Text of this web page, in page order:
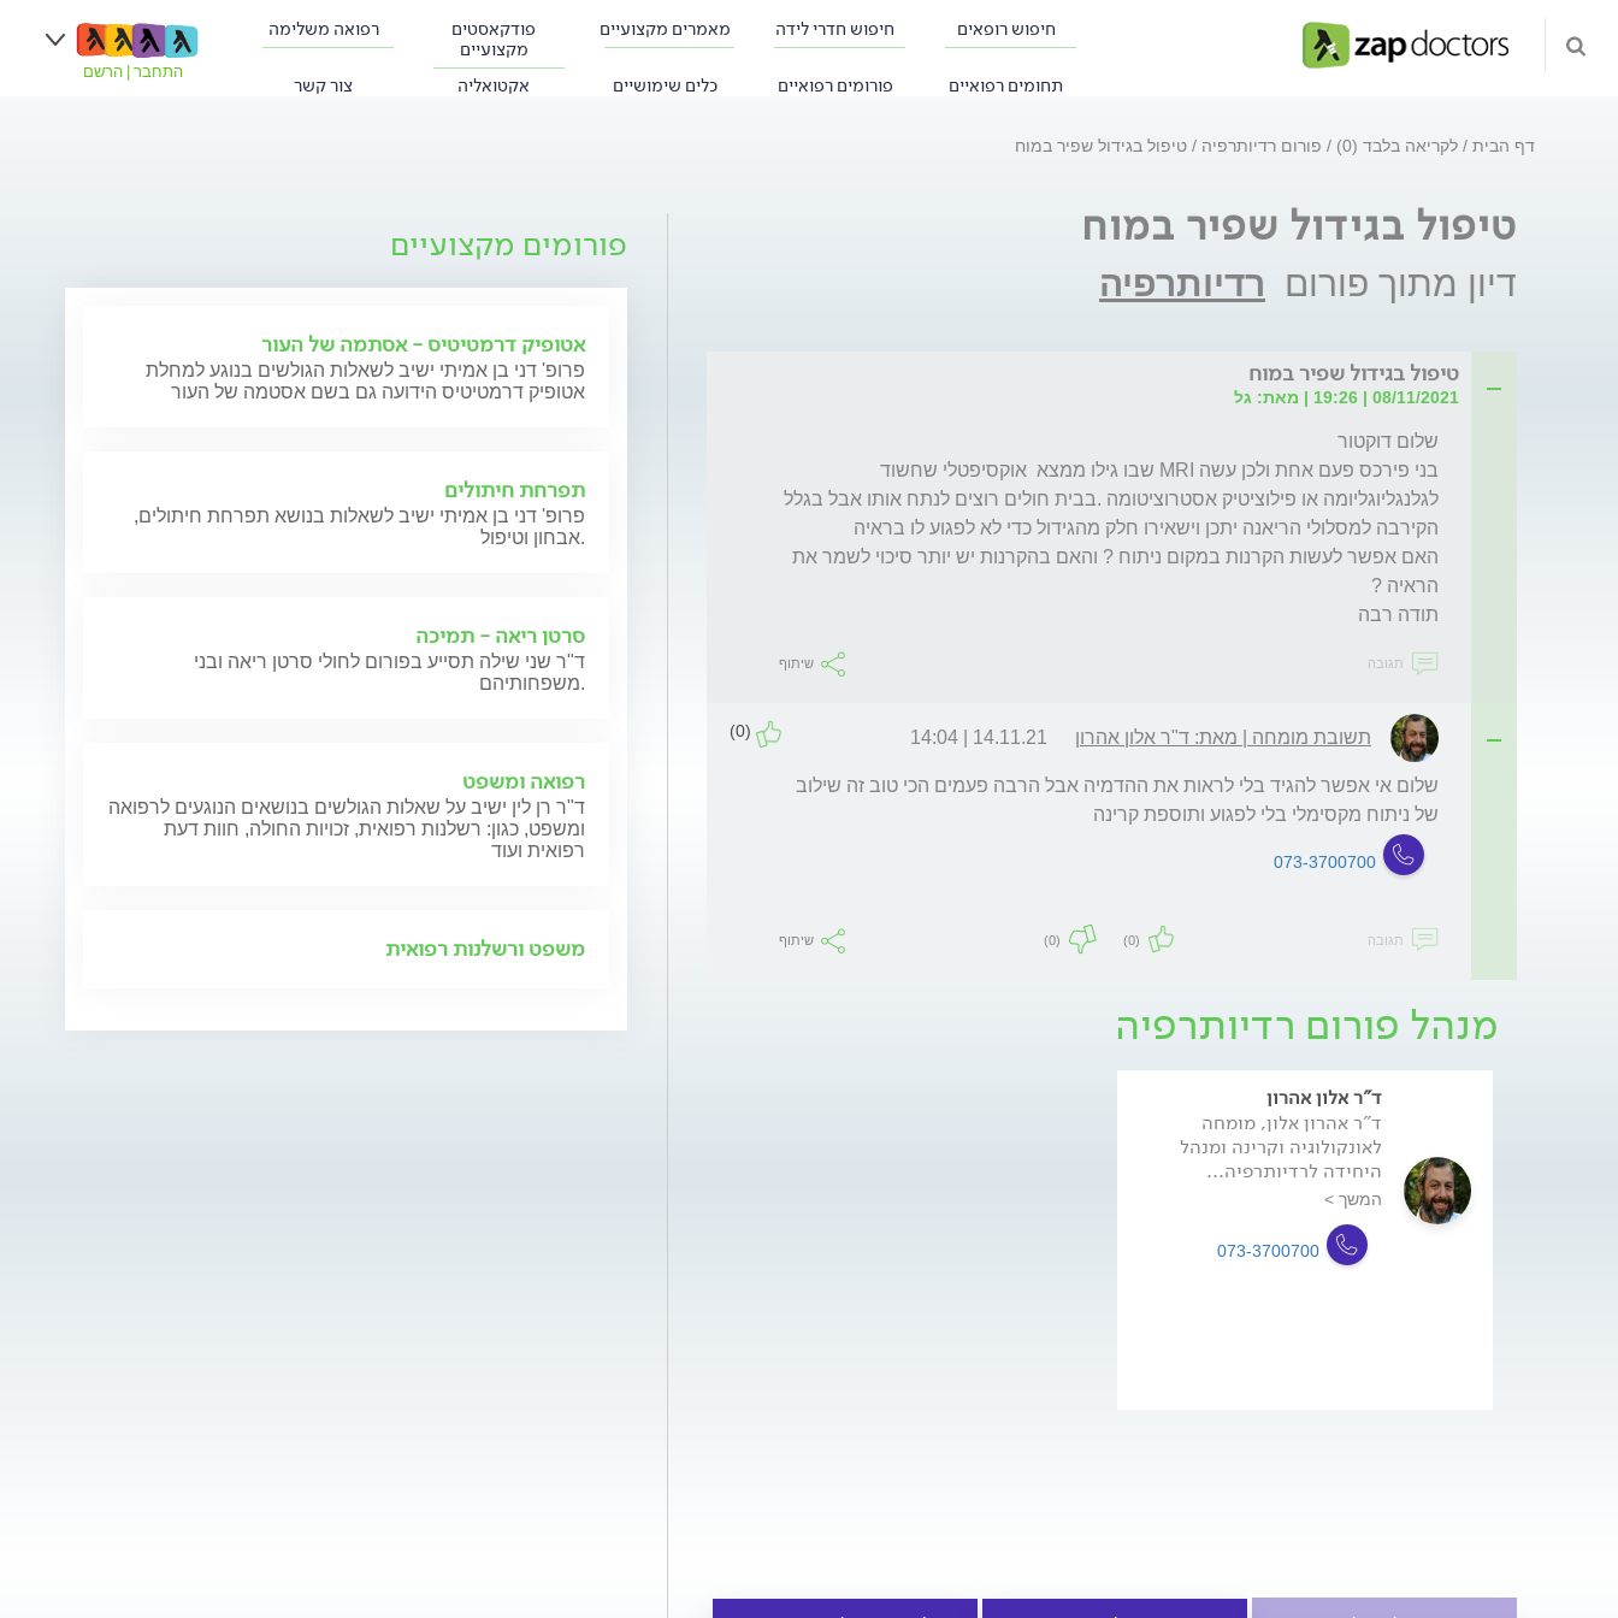
חיפוש רופאים חיפוש חדרי לידה מאמרים מקצועיים
פודקאסטים
מקצועיים
רפואה משלימה
תחומים רפואיים פורומים רפואיים כלים שימושיים אקטואליה צור קשר
התחבר הרשם
דף הבית לקריאה בלבד (0) פורום רדיותרפיה טיפול בגידול שפיר במוח
טיפול בגידול שפיר במוח
דיון מתוך פורום רדיותרפיה
טיפול בגידול שפיר במוח
08/11/2021 | 19:26 | מאת: גל
תודה רבה
תגובה שיתוף
תשובת מומחה | מאת: ד"ר אלון אהרון 14.11.21 | 14:04
(0)
של ניתוח מקסימלי בלי לפגוע ותוספת קרינה
073-3700700
תגובה (0)
(0) שיתוף
מנהל פורום רדיותרפיה
ד"ר אלון אהרון
ד"ר אהרון אלון, מומחה
לאונקולוגיה וקרינה ומנהל
היחידה לרדיותרפיה...
המשך >
073-3700700
פורומים מקצועיים
אטופיק דרמטיטיס - אסתמה של העור
פרופ' דני בן אמיתי ישיב לשאלות הגולשים בנוגע למחלת
אטופיק דרמטיטיס הידועה גם בשם אסטמה של העור
תפרחת חיתולים
פרופ' דני בן אמיתי ישיב לשאלות בנושא תפרחת חיתולים,
אבחון וטיפול.
סרטן ריאה - תמיכה
ד"ר שני שילה תסייע בפורום לחולי סרטן ריאה ובני
משפחותיהם.
רפואה ומשפט
ד"ר רן לין ישיב על שאלות הגולשים בנושאים הנוגעים לרפואה
ומשפט, כגון: רשלנות רפואית, זכויות החולה, חוות דעת
רפואית ועוד
משפט ורשלנות רפואית